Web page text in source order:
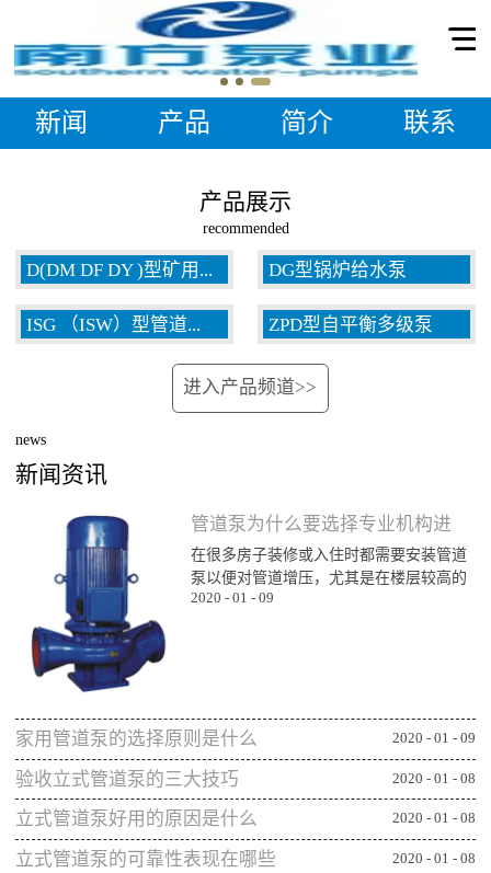
新闻 产品 简介 联系
产品展示
recommended
D(DM DF DY )型矿用... DG型锅炉给水泵
ISG （ISW）型管道... ZPD型自平衡多级泵
进入产品频道>>
news
新闻资讯
管道泵为什么要选择专业机构进
行购买
在很多房子装修或入住时都需要安装管道
泵以便对管道增压，尤其是在楼层较高的
楼层为了能顺利用水更对管道增压安装专
一、可获得较规范的售后专业的管道泵生
产机构或厂家往往能更重视售后服务，毕
竟设备类的产品选择专业机构可相应获得
更全面的售后服务，并能及时为出现问题
的管...
2020 - 01 - 09
家用管道泵的选择原则是什么 2020 - 01 - 09
验收立式管道泵的三大技巧 2020 - 01 - 08
立式管道泵好用的原因是什么 2020 - 01 - 08
立式管道泵的可靠性表现在哪些
2020 - 01 - 08